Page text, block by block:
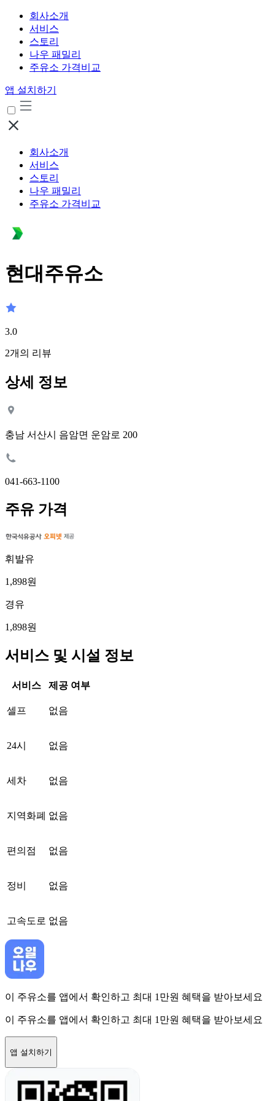
회사소개
서비스
스토리
나우 패밀리
주유소 가격비교
앱 설치하기
회사소개
서비스
스토리
나우 패밀리
주유소 가격비교
현대주유소
3.0
2개의 리뷰
상세 정보
충남 서산시 음암면 운암로 200
041-663-1100
주유 가격
휘발유
1,898원
경유
1,898원
서비스 및 시설 정보
서비스 제공 여부
셀프 없음
24시 없음
세차 없음
지역화폐 없음
편의점 없음
정비 없음
고속도로 없음
이 주유소를 앱에서 확인하고 최대 1만원 혜택을 받아보세요
이 주유소를 앱에서 확인하고 최대 1만원 혜택을 받아보세요
앱 설치하기